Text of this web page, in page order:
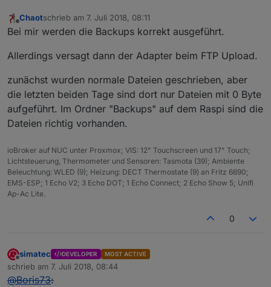
Offline
Chaotschrieb am 7. Juli 2018, 08:11
zuletzt editiert von
Bei mir werden die Backups korrekt ausgeführt.
Allerdings versagt dann der Adapter beim FTP Upload.
zunächst wurden normale Dateien geschrieben, aber
die letzten beiden Tage sind dort nur Dateien mit 0 Byte
aufgeführt. Im Ordner "Backups" auf dem Raspi sind die
Dateien richtig vorhanden.
ioBroker auf NUC unter Proxmox; VIS: 12" Touchscreen und 17" Touch;
Lichtsteuerung, Thermometer und Sensoren: Tasmota (39); Ambiente
Beleuchtung: WLED (9); Heizung: DECT Thermostate (9) an Fritz 6690;
EMS-ESP; 1 Echo V2; 3 Echo DOT; 1 Echo Connect; 2 Echo Show 5; Unifi
Ap-Ac Lite.
0
Offline
simatec DEVELOPER MOST ACTIVE
schrieb am 7. Juli 2018, 08:44
zuletzt editiert von
@Boris73: